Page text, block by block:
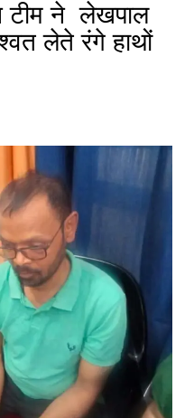
टीम ने लेखपाल
लेते रंगे हाथों